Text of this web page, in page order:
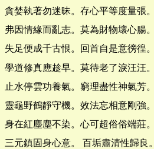
貪婪執著勿迷昧。存心平等度量張。
弗因情緣而亂志。莫為財物壞心腸。
失足便成千古恨。回首自是意徬徨。
學道修真應趁早。莫待老了淚汪汪。
止水停雲功養氣。窮理盡性神氣芳。
靈龜野鶴靜守機。效法忘相意剛強。
身在紅塵塵不染。心可超俗俗端莊。
三元鎮固身心意。 百垢肅清性歸良。